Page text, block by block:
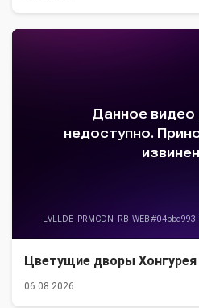
Цветущие дворы Хонгурея
06.08.2026